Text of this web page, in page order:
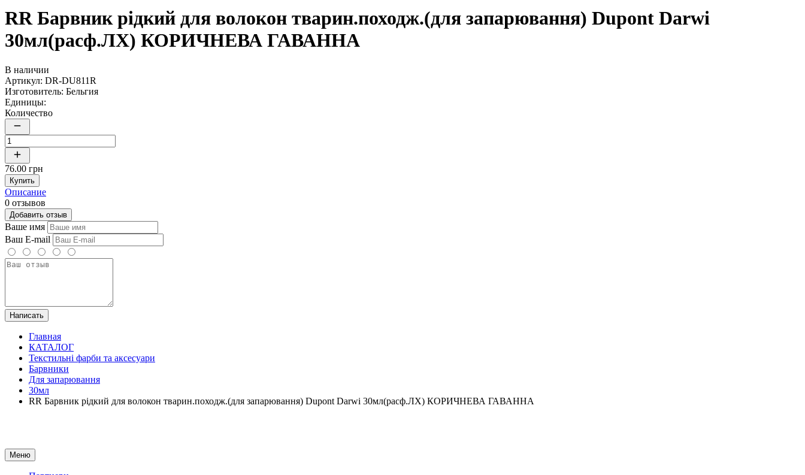
RR Барвник рідкий для волокон тварин.походж.(для запарювання) Dupont Darwi
30мл(расф.ЛХ) КОРИЧНЕВА ГАВАННА
В наличии
Артикул: DR-DU811R
Изготовитель: Бельгия
Единицы:
Количество
76.00 грн
Купить
Описание
0 отзывов
Добавить отзыв
Ваше имя
Ваш E-mail
Написать
Главная
КАТАЛОГ
Текстильні фарби та аксесуари
Барвники
Для запарювання
30мл
RR Барвник рідкий для волокон тварин.походж.(для запарювання) Dupont Darwi 30мл(расф.ЛХ) КОРИЧНЕВА ГАВАННА
Меню